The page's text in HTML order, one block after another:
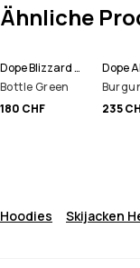
Ähnliche
Dope Blizzard Skijacke Herren
Bottle Green
180 CHF
235
Hoodies Skijacken